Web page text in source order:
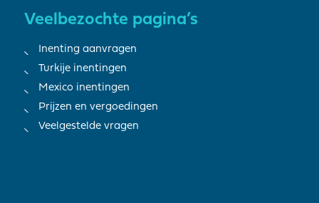
Veelbezochte pagina’s
Inenting aanvragen
Turkije inentingen
Mexico inentingen
Prijzen en vergoedingen
Veelgestelde vragen